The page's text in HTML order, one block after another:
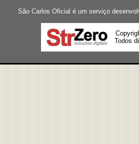
São Carlos Oficial é um serviço
Todos